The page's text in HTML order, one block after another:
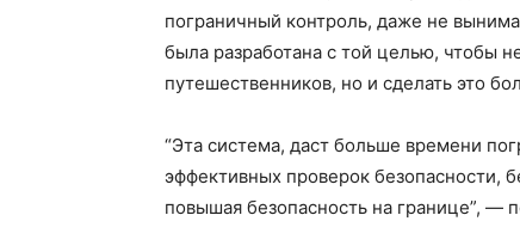
пограничный контроль, даже не
была разработана с той целью, чтобы
путешественников, но и сделать это
“Эта система, даст больше времени
эффективных проверок безопасности,
повышая безопасность на границе”, —